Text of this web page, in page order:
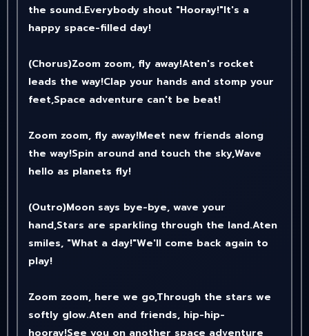
the sound.Everybody shout "Hooray!"It's a
happy space-filled day!
(Chorus)Zoom zoom, fly away!Aten's rocket
leads the way!Clap your hands and stomp your
feet,Space adventure can't be beat!
Zoom zoom, fly away!Meet new friends along
the way!Spin around and touch the sky,Wave
hello as planets fly!
(Outro)Moon says bye-bye, wave your
hand,Stars are sparkling through the land.Aten
smiles, "What a day!"We'll come back again to
play!
Zoom zoom, here we go,Through the stars we
softly glow.Aten and friends, hip-hip-
hooray!See you on another space adventure